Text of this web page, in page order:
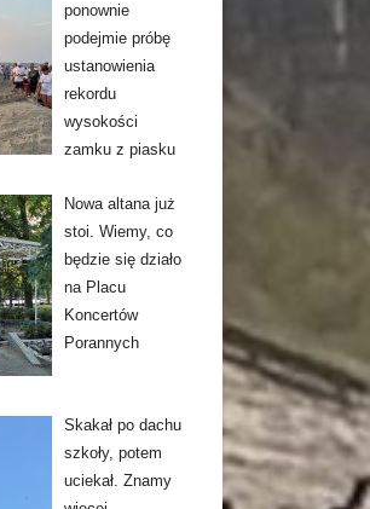
ponownie
podejmie próbę
ustanowienia
rekordu
wysokości
zamku z piasku
Nowa altana już
stoi. Wiemy, co
będzie się działo
na Placu
Koncertów
Porannych
Skakał po dachu
szkoły, potem
uciekał. Znamy